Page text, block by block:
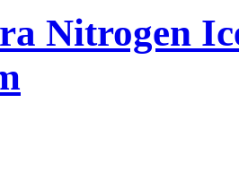
Nitrogen